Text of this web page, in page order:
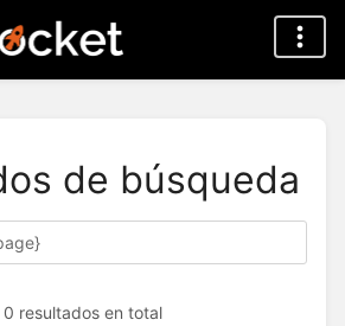
de búsqueda
resultados en total